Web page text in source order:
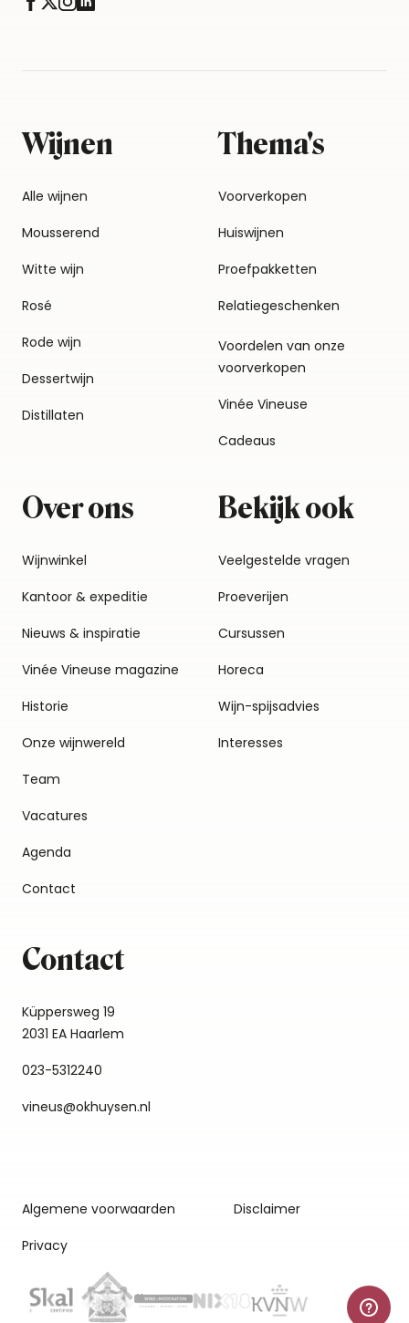
Wijnen
Alle wijnen
Mousserend
Witte wijn
Rosé
Rode wijn
Dessertwijn
Distillaten
Thema's
Voorverkopen
Huiswijnen
Proefpakketten
Relatiegeschenken
Voordelen van onze
voorverkopen
Vinée Vineuse
Cadeaus
Over ons
Wijnwinkel
Kantoor & expeditie
Nieuws & inspiratie
Vinée Vineuse magazine
Historie
Onze wijnwereld
Team
Vacatures
Agenda
Contact
Bekijk ook
Veelgestelde vragen
Proeverijen
Cursussen
Horeca
Wijn-spijsadvies
Interesses
Contact
Küppersweg 19
2031 EA Haarlem
023-5312240
vineus@okhuysen.nl
Algemene voorwaarden
Disclaimer
Privacy